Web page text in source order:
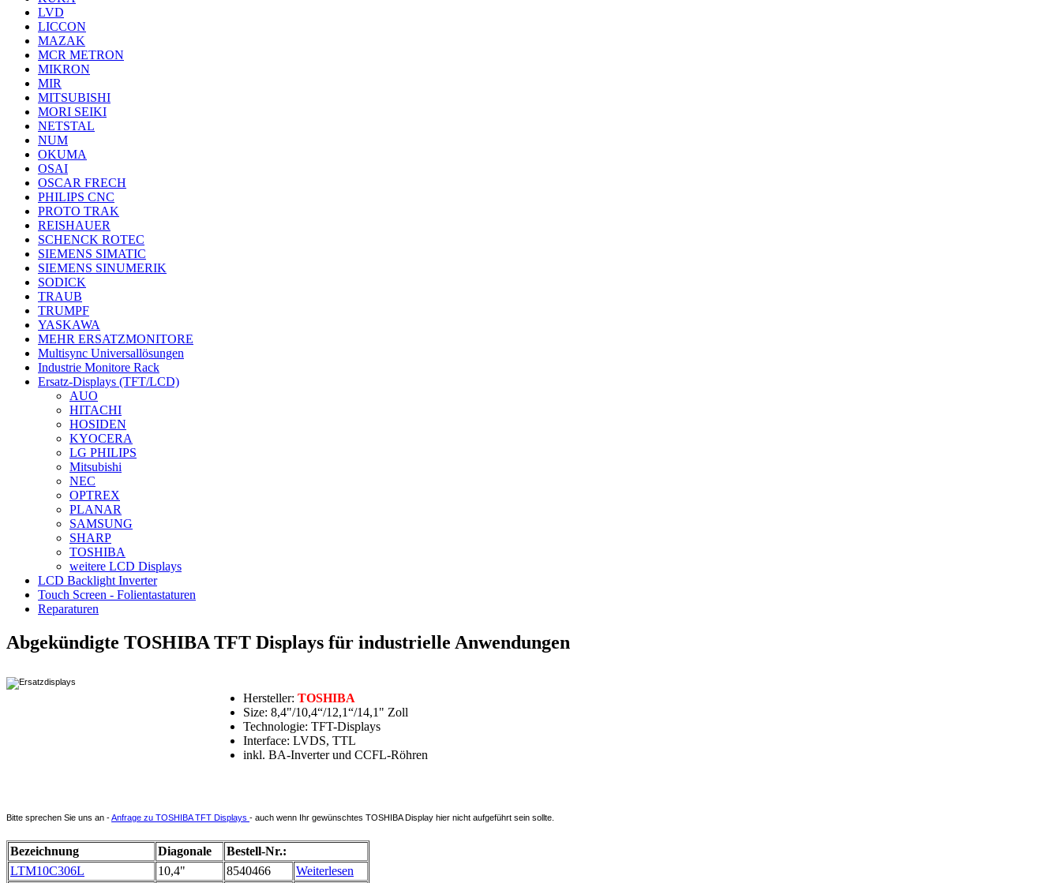
LVD
LICCON
MAZAK
MCR METRON
MIKRON
MIR
MITSUBISHI
MORI SEIKI
NETSTAL
NUM
OKUMA
OSAI
OSCAR FRECH
PHILIPS CNC
PROTO TRAK
REISHAUER
SCHENCK ROTEC
SIEMENS SIMATIC
SIEMENS SINUMERIK
SODICK
TRAUB
TRUMPF
YASKAWA
MEHR ERSATZMONITORE
Multisync Universallösungen
Industrie Monitore Rack
Ersatz-Displays (TFT/LCD)
AUO
HITACHI
HOSIDEN
KYOCERA
LG PHILIPS
Mitsubishi
NEC
OPTREX
PLANAR
SAMSUNG
SHARP
TOSHIBA
weitere LCD Displays
LCD Backlight Inverter
Touch Screen - Folientastaturen
Reparaturen
Abgekündigte TOSHIBA TFT Displays für industrielle Anwendungen
Hersteller: TOSHIBA
Size: 8,4"/10,4“/12,1“/14,1" Zoll
Technologie: TFT-Displays
Interface: LVDS, TTL
inkl. BA-Inverter und CCFL-Röhren
Bitte sprechen Sie uns an -Anfrage zu TOSHIBA TFT Displays - auch wenn Ihr gewünschtes TOSHIBA Display hier nicht aufgeführt sein sollte.
Bezeichnung Diagonale
Bestell-Nr.:
LTM10C306L
10,4" 8540466
Weiterlesen